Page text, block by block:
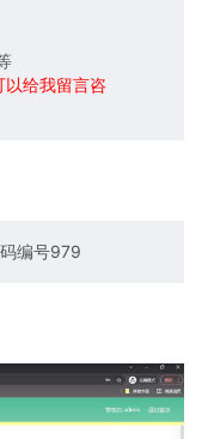
给我留言咨
编号979